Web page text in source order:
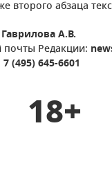
второго абзаца
Гаврилова А.В.
почты Редакции:
7 (495) 645-6601
18+